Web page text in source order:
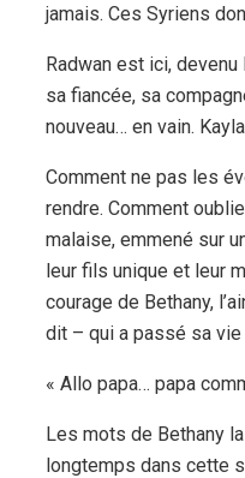
jamais. Ces Syriens
Radwan est ici,
sa fiancée, sa
nouveau… en vain.
Comment ne pas les
rendre. Comment
malaise, emmené sur
leur fils unique et leur
courage de Bethany,
dit – qui a passé sa vie
« Allo papa… papa
Les mots de Bethany
longtemps dans cette